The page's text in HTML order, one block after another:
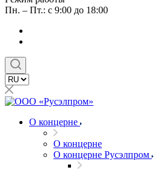
Пн. – Пт.: с 9:00 до 18:00
О концерне
О концерне
О концерне Русэлпром